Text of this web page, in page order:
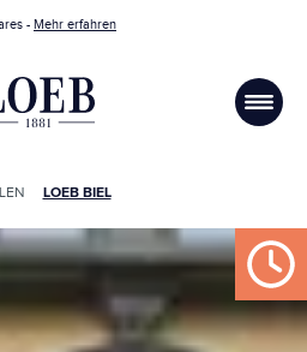
- Mehr erfahren
LOEB BIEL